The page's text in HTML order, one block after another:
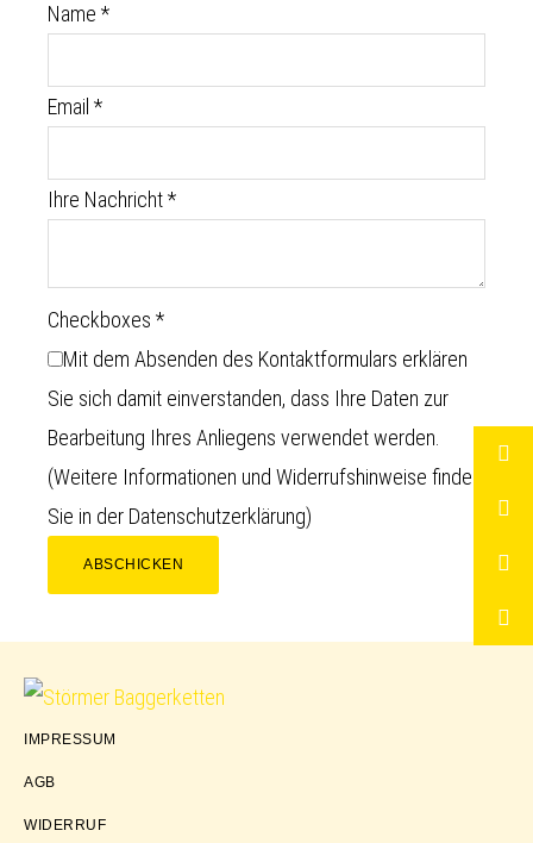
Name *
Email *
Ihre Nachricht*
Checkboxes *
Mit dem Absenden des Kontaktformulars erklären
Sie sich damit einverstanden, dass Ihre Daten zur
Bearbeitung Ihres Anliegens verwendet werden.
(Weitere Informationen und Widerrufshinweise finden
Sie in der Datenschutzerklärung)
ABSCHICKEN
Störmer
IMPRESSUM
AGB
WIDERRUF